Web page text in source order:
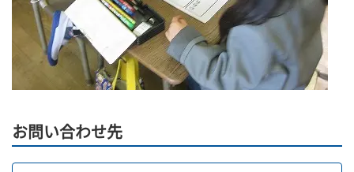
お問い合わせ先